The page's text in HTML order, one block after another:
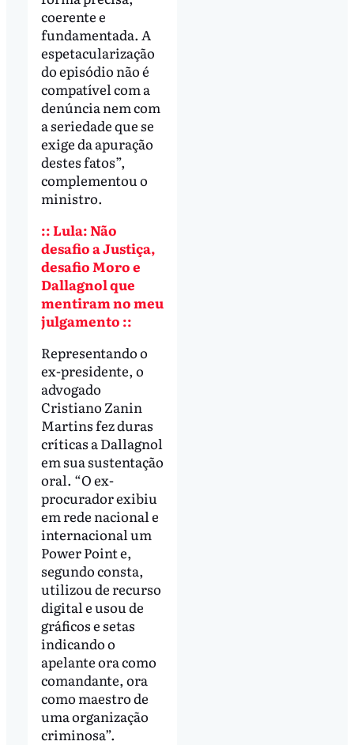
coerente e
fundamentada. A
espetacularização
do episódio não é
compatível com a
denúncia nem com
a seriedade que se
exige da apuração
destes fatos”,
complementou o
ministro.
:: Lula: Não
desafio a Justiça,
desafio Moro e
Dallagnol que
mentiram no meu
julgamento ::
Representando o
ex-presidente, o
advogado
Cristiano Zanin
Martins fez duras
críticas a Dallagnol
em sua sustentação
oral. “O ex-
procurador exibiu
em rede nacional e
internacional um
Power Point e,
segundo consta,
utilizou de recurso
digital e usou de
gráficos e setas
indicando o
apelante ora como
comandante, ora
como maestro de
uma organização
criminosa”.